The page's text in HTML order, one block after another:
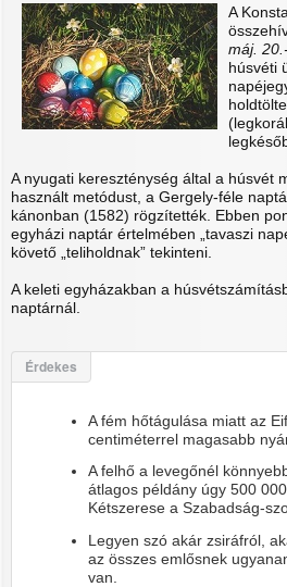
A
máj.
húsvéti
A nyugati kereszténység által a húsvét
használt metódust, a Gergely-féle
kánonban (1582) rögzítették. Ebben
egyházi naptár értelmében „tavaszi
követő „teliholdnak” tekinteni.
A keleti egyházakban a
naptárnál.
Érdekes
A fém hőtágulása miatt az
centiméterrel magasabb
A felhő a levegőnél
átlagos példány úgy 500
Kétszerese a Szabadság-
Legyen szó akár zsiráfról,
az összes emlősnek
van.